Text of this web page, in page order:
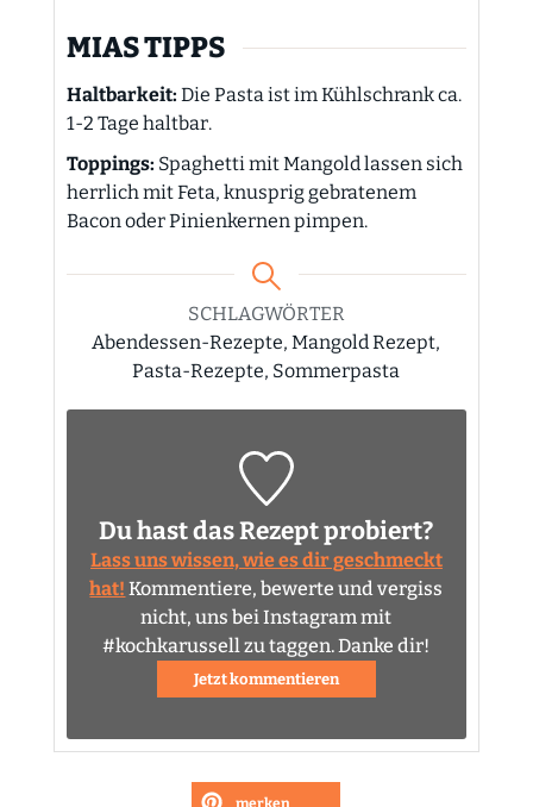
MIAS TIPPS
Haltbarkeit: Die Pasta ist im Kühlschrank ca.
1-2 Tage haltbar.
Toppings: Spaghetti mit Mangold lassen sich
herrlich mit Feta, knusprig gebratenem
Bacon oder Pinienkernen pimpen.
SCHLAGWÖRTER
Abendessen-Rezepte, Mangold Rezept,
Pasta-Rezepte, Sommerpasta
Du hast das Rezept probiert?
Lass uns wissen, wie es dir geschmeckt
hat! Kommentiere, bewerte und vergiss
nicht, uns bei Instagram mit
#kochkarussell zu taggen. Danke dir!
Jetzt kommentieren
merken